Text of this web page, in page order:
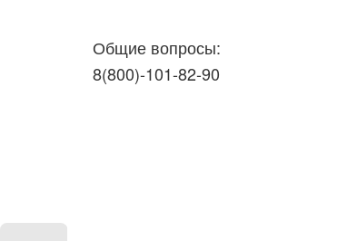
Общие вопросы:
8(800)-101-82-90